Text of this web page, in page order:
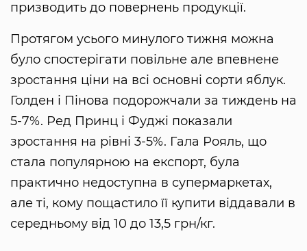
призводить до повернень продукції.
Протягом усього минулого тижня можна
було спостерігати повільне але впевнене
зростання ціни на всі основні сорти яблук.
Голден і Пінова подорожчали за тиждень на
5-7%. Ред Принц і Фуджі показали
зростання на рівні 3-5%. Гала Рояль, що
стала популярною на експорт, була
практично недоступна в супермаркетах,
але ті, кому пощастило її купити віддавали в
середньому від 10 до 13,5 грн/кг.